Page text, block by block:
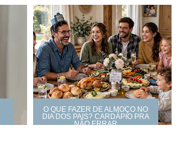
O QUE FAZER DE ALMOÇO NO
DIA DOS PAIS? CARDÁPIO PRA
NÃO ERRAR